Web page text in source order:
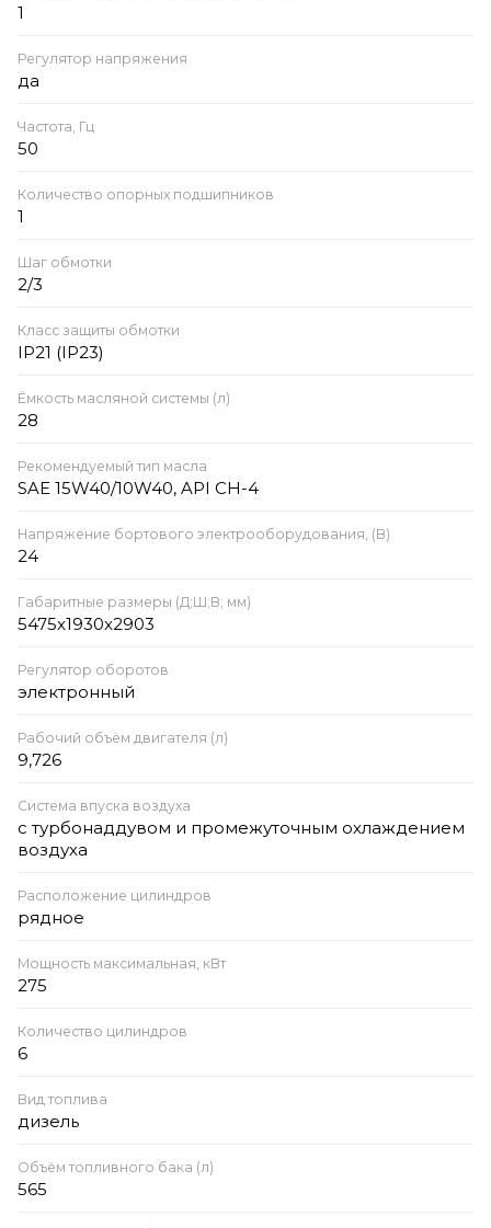
1
Регулятор напряжения
да
Частота, Гц
50
Количество опорных подшипников
1
Шаг обмотки
2/3
Класс защиты обмотки
IP21 (IP23)
Ёмкость масляной системы (л)
28
Рекомендуемый тип масла
SAE 15W40/10W40, API CH-4
Напряжение бортового электрооборудования, (В)
24
Габаритные размеры (Д;Ш;В; мм)
5475x1930x2903
Регулятор оборотов
электронный
Рабочий объём двигателя (л)
9,726
Система впуска воздуха
с турбонаддувом и промежуточным охлаждением
воздуха
Расположение цилиндров
рядное
Мощность максимальная, кВт
275
Количество цилиндров
6
Вид топлива
дизель
Объём топливного бака (л)
565